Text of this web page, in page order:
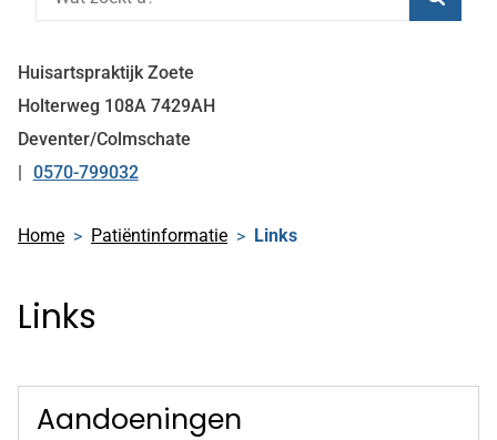
Huisartspraktijk Zoete
Holterweg 108A 7429AH
Deventer/Colmschate
Tel:
0570-799032
Home Patiëntinformatie Links
Links
Aandoeningen